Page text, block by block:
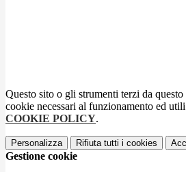
Questo sito o gli strumenti terzi da
cookie necessari al funzionamento ed
COOKIE POLICY.
Personalizza Rifiuta tutti i cookies
Gestione cookie